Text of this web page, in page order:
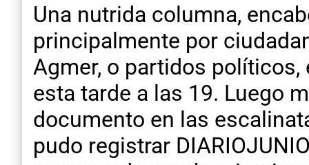
Una nutrida columna,
principalmente por
Agmer, o partidos políticos,
esta tarde a las 19. Luego
documento en las
pudo registrar